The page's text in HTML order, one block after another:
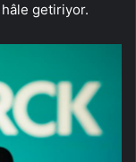
hâle getiriyor.